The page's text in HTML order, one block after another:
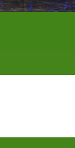
施會接受中國
集合多位演藝
上講述尼泊爾
)等在晚會上
票捐贈。
票捐贈。
接受力加市場